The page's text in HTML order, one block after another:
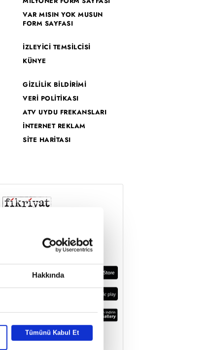
Hakkında
Tümünü Kabul Et
VAR MISIN YOK MUSUN
FORM SAYFASI
İZLEYİCİ TEMSİLCİSİ
KÜNYE
GİZLİLİK BİLDİRİMİ
VERİ POLİTİKASI
ATV UYDU FREKANSLARI
İNTERNET REKLAM
SİTE HARİTASI